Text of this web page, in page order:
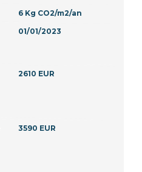
6 Kg CO2/m2/an
01/01/2023
2610 EUR
3590 EUR